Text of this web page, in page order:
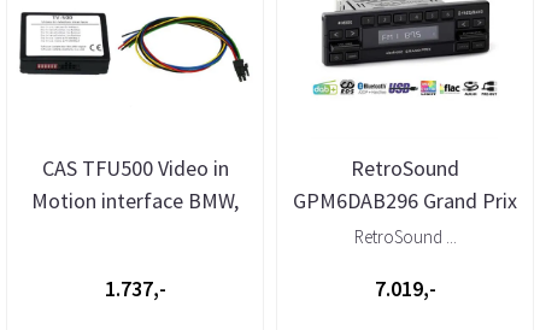
CAS TFU500 Video in
Motion interface BMW,
1.737,-
RetroSound
GPM6DAB296 Grand Prix
1-DIN
retrospiller
RetroSound ...
7.019,-